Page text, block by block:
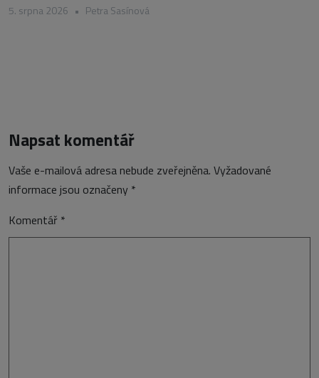
5. srpna 2026 • Petra Sasínová
Napsat komentář
Vaše e-mailová adresa nebude zveřejněna. Vyžadované
informace jsou označeny *
Komentář *